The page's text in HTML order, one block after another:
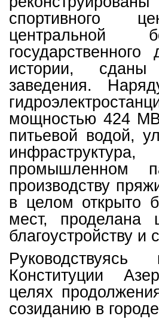
спортивного
центральной
истории,
заведения.
мощностью 424
питьевой водой,
промышленном
производству
в целом открыто
мест, проделана
благоустройству и
Конституции
целях
созиданию в